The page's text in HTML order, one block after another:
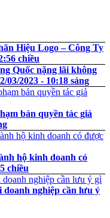
Hiệu Logo – Công Ty
chiều
Quốc nặng lãi không
03/2023 - 10:18 sáng
bản quyền tác giả
hộ kinh doanh có
chiều
doanh nghiệp cần lưu ý